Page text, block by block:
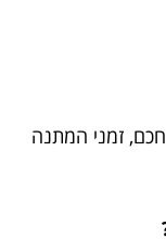
זמני המתנה